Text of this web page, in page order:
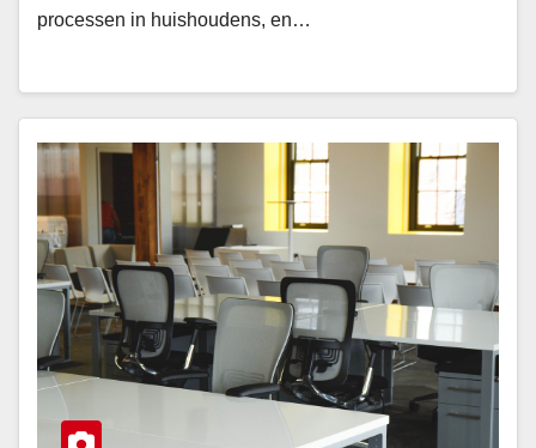
processen in huishoudens, en…